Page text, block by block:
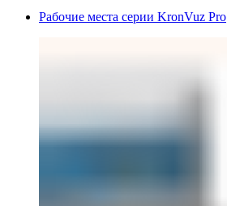
Рабочие места серии KronVuz Pro